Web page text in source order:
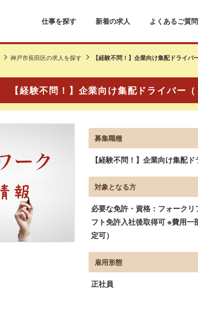
仕事を探す 新着の求人 よくあるご質問
神戸市長田区の求人を探す 【経験不問！】企業向け集配ドライバ
【経験不問！】企業向け集配ドライバー
募集職種
【経験不問！】企業向け集配
対象となる方
必要な免許・資格：フォーク
フト免許入社後取得可 ※費用
定可）
雇用形態
正社員